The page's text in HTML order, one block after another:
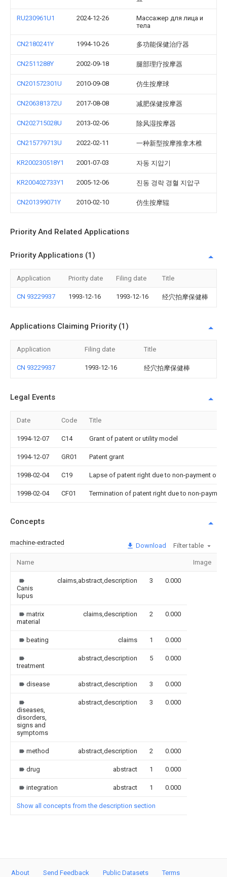
RU230961U1 2024-12-26
Массажер для лица и
тела
CN2180241Y 1994-10-26 多功能保健治疗器
CN2511288Y 2002-09-18 腿部理疗按摩器
CN201572301U 2010-09-08 仿生按摩球
CN206381372U 2017-08-08 减肥保健按摩器
CN202715028U 2013-02-06 除风湿按摩器
CN215779713U 2022-02-11 一种新型按摩推拿木椎
KR200230518Y1 2001-07-03 자동 지압기
KR200402733Y1 2005-12-06 진동 경락 경혈 지압구
CN201399071Y 2010-02-10 仿生按摩辊
Priority And Related Applications
Priority Applications (1)
Application Priority date Filing date Title
CN 93229937 1993-12-16 1993-12-16 经穴拍摩保健棒
Applications Claiming Priority (1)
Application Filing date Title
CN 93229937 1993-12-16 经穴拍摩保健棒
Legal Events
Date Code Title
1994-12-07 C14 Grant of patent or utility model
1994-12-07 GR01 Patent grant
1998-02-04 C19 Lapse of patent right due to non-payment of
1998-02-04 CF01 Termination of patent right due to non-
Concepts
machine-extracted Download Filter table
Name Image
Canis
lupus
claims,abstract,description 3 0.000
matrix
material
claims,description 2 0.000
beating claims 1 0.000
treatment
abstract,description 5 0.000
disease abstract,description 3 0.000
diseases,
disorders,
signs and
symptoms
abstract,description 3 0.000
method abstract,description 2 0.000
drug abstract 1 0.000
integration abstract 1 0.000
Show all concepts from the description section
About Send Feedback Public Datasets
Terms